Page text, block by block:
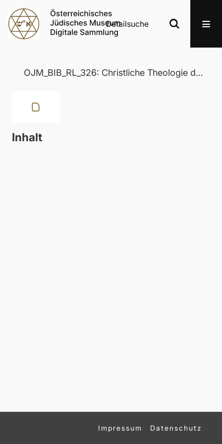
Detailsuche
OJM_BIB_RL_326: Christliche Theologie des Judentums
Inhalt
Impressum Datenschutz